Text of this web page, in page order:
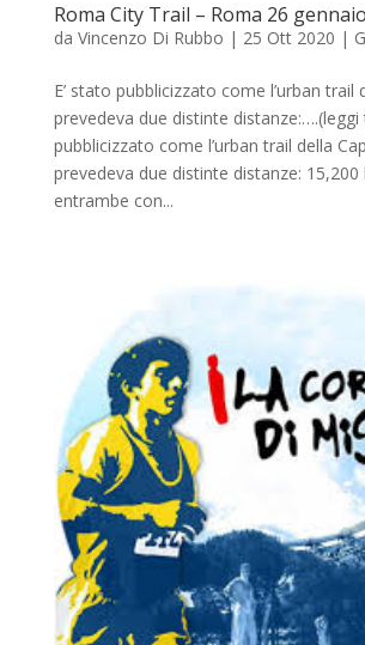
Roma City Trail – Roma 26
da Vincenzo Di Rubbo | 25 Ott 2020 |
E’ stato pubblicizzato come l’urban trail
prevedeva due distinte distanze:….(leggi
pubblicizzato come l’urban trail della
prevedeva due distinte distanze:
entrambe con...